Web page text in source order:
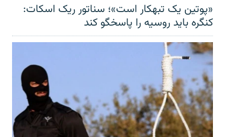
«پوتین یک تبهکار است»؛ سناتور ریک اسکات:
کنگره باید روسیه را پاسخگو کند